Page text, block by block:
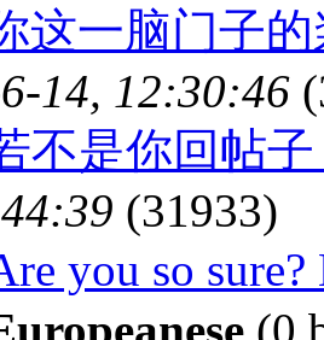
这一脑门子
14, 12:30:46
不是你回帖
(31933)
you so